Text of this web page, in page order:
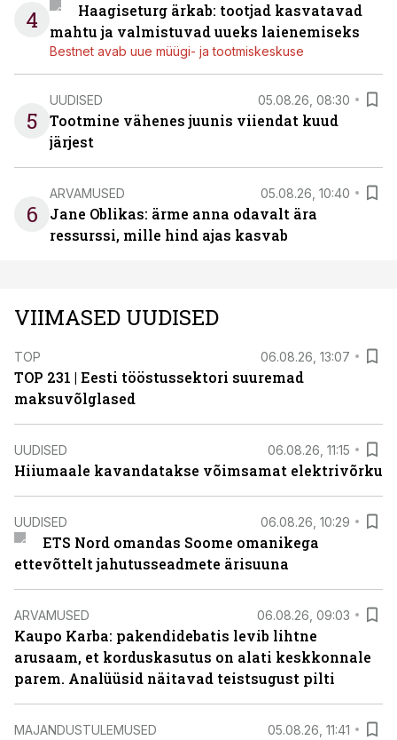
4
Haagiseturg ärkab: tootjad kasvatavad
mahtu ja valmistuvad uueks laienemiseks
Bestnet avab uue müügi- ja tootmiskeskuse
5
UUDISED 05.08.26, 08:30
Tootmine vähenes juunis viiendat kuud
järjest
6
ARVAMUSED 05.08.26, 10:40
Jane Oblikas: ärme anna odavalt ära
ressurssi, mille hind ajas kasvab
VIIMASED UUDISED
TOP 06.08.26, 13:07
TOP 231 | Eesti tööstussektori suuremad
maksuvõlglased
UUDISED 06.08.26, 11:15
Hiiumaale kavandatakse võimsamat elektrivõrku
UUDISED 06.08.26, 10:29
ETS Nord omandas Soome omanikega
ettevõttelt jahutusseadmete ärisuuna
ARVAMUSED 06.08.26, 09:03
Kaupo Karba: pakendidebatis levib lihtne
arusaam, et korduskasutus on alati keskkonnale
parem. Analüüsid näitavad teistsugust pilti
MAJANDUSTULEMUSED 05.08.26, 11:41